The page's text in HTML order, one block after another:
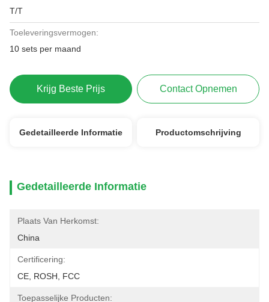
T/T
Toeleveringsvermogen:
10 sets per maand
Krijg Beste Prijs Contact Opnemen
Gedetailleerde Informatie Productomschrijving
Gedetailleerde Informatie
Plaats Van Herkomst:
China
Certificering:
CE, ROSH, FCC
Toepasselijke Producten: